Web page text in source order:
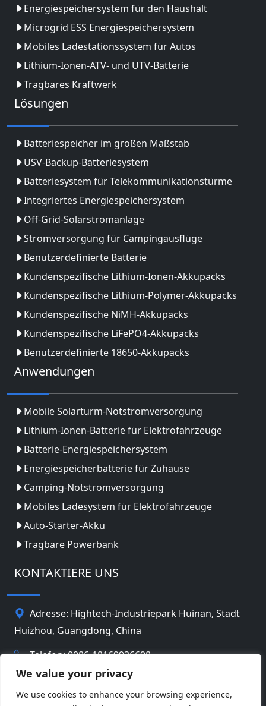
We value your privacy
We use cookies to enhance your browsing experience,
Energiespeichersystem für den Haushalt
Microgrid ESS Energiespeichersystem
Mobiles Ladestationssystem für Autos
Lithium-Ionen-ATV- und UTV-Batterie
Tragbares Kraftwerk
Lösungen
Batteriespeicher im großen Maßstab
USV-Backup-Batteriesystem
Batteriesystem für Telekommunikationstürme
Integriertes Energiespeichersystem
Off-Grid-Solarstromanlage
Stromversorgung für Campingausflüge
Benutzerdefinierte Batterie
Kundenspezifische Lithium-Ionen-Akkupacks
Kundenspezifische Lithium-Polymer-Akkupacks
Kundenspezifische NiMH-Akkupacks
Kundenspezifische LiFePO4-Akkupacks
Benutzerdefinierte 18650-Akkupacks
Anwendungen
Mobile Solarturm-Notstromversorgung
Lithium-Ionen-Batterie für Elektrofahrzeuge
Batterie-Energiespeichersystem
Energiespeicherbatterie für Zuhause
Camping-Notstromversorgung
Mobiles Ladesystem für Elektrofahrzeuge
Auto-Starter-Akku
Tragbare Powerbank
KONTAKTIERE UNS
Adresse: Hightech-Industriepark Huinan, Stadt
Huizhou, Guangdong, China
Telefon: 0086-18169936698
info@jbbatterychina.com